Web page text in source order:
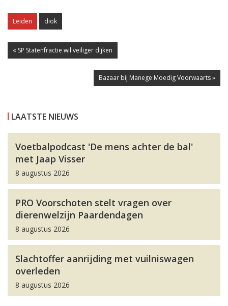
Leiden diok
« SP Statenfractie wil veiliger dijken
Bazaar bij Manege Moedig Voorwaarts »
LAATSTE NIEUWS
Voetbalpodcast 'De mens achter de bal'
met Jaap Visser
8 augustus 2026
PRO Voorschoten stelt vragen over
dierenwelzijn Paardendagen
8 augustus 2026
Slachtoffer aanrijding met vuilniswagen
overleden
8 augustus 2026